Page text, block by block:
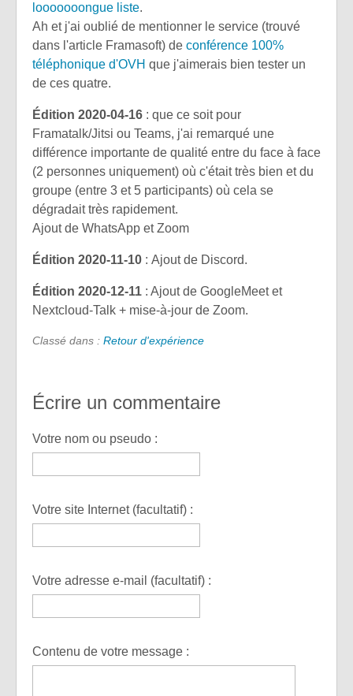
looooooongue liste.
Ah et j'ai oublié de mentionner le service (trouvé
dans l'article Framasoft) de conférence 100%
téléphonique d'OVH que j'aimerais bien tester un
de ces quatre.
Édition 2020-04-16 : que ce soit pour
Framatalk/Jitsi ou Teams, j'ai remarqué une
différence importante de qualité entre du face à face
(2 personnes uniquement) où c'était très bien et du
groupe (entre 3 et 5 participants) où cela se
dégradait très rapidement.
Ajout de WhatsApp et Zoom
Édition 2020-11-10 : Ajout de Discord.
Édition 2020-12-11 : Ajout de GoogleMeet et
Nextcloud-Talk + mise-à-jour de Zoom.
Classé dans : Retour d'expérience
Écrire un commentaire
Votre nom ou pseudo :
Votre site Internet (facultatif) :
Votre adresse e-mail (facultatif) :
Contenu de votre message :